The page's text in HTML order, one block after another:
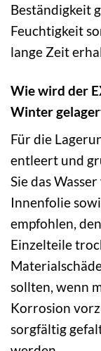
Beständigkeit
Feuchtigkeit
lange Zeit
Wie wird der
Winter
Für die
entleert und
Sie das
Innenfolie
empfohlen,
Einzelteile
sollten, wenn
Korrosion
sorgfältig